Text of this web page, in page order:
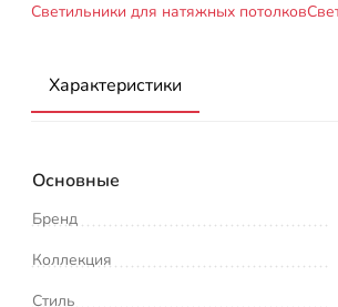
Светильники для натяжных потолков
Характеристики
Основные
Бренд
Коллекция
Стиль